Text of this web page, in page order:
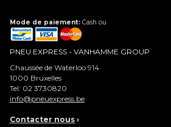
Mode de paiement: Cash ou
PNEU EXPRESS - VANHAMME GROUP
Chaussée de Waterloo 914
1000 Bruxelles
Tel: 02 3730820
info@pneuexpress.be
Contacter nous ›